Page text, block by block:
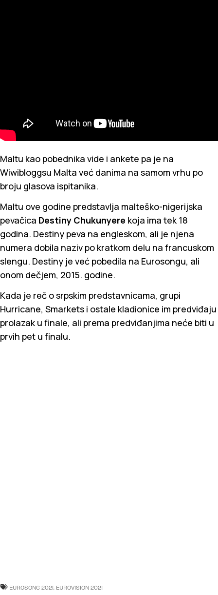
Maltu kao pobednika vide i ankete pa je na
Wiwibloggsu Malta već danima na samom vrhu po
broju glasova ispitanika.
Maltu ove godine predstavlja malteško-nigerijska
pevačica Destiny Chukunyere koja ima tek 18
godina. Destiny peva na engleskom, ali je njena
numera dobila naziv po kratkom delu na francuskom
slengu. Destiny je već pobedila na Eurosongu, ali
onom dečjem, 2015. godine.
Kada je reč o srpskim predstavnicama, grupi
Hurricane, Smarkets i ostale kladionice im predviđaju
prolazak u finale, ali prema predviđanjima neće biti u
prvih pet u finalu.
EUROSONG 2021, EUROVISION 2021